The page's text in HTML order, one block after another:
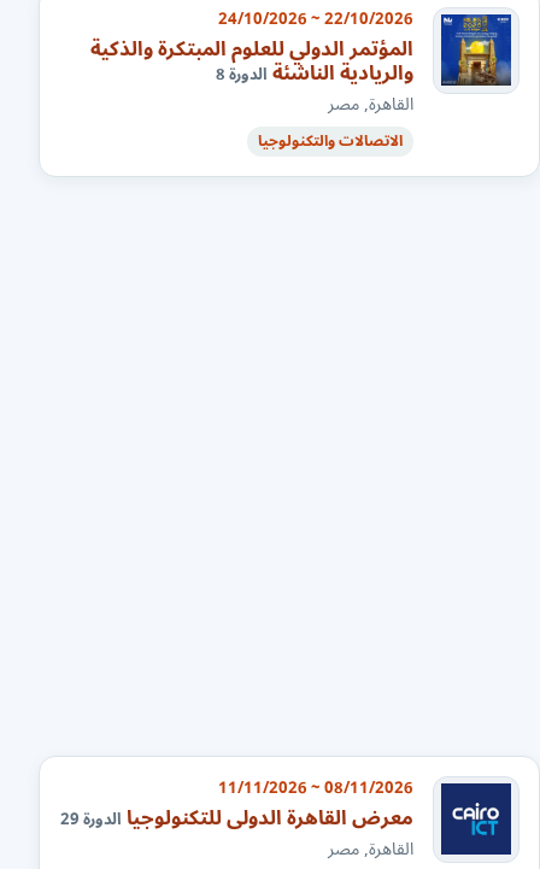
22/10/2026 ~ 24/10/2026
المؤتمر الدولي للعلوم المبتكرة والذكية
والريادية الناشئةالدورة 8
القاهرة, مصر
الاتصالات والتكنولوجيا
08/11/2026 ~ 11/11/2026
معرض القاهرة الدولى للتكنولوجيا الدورة 29
القاهرة, مصر